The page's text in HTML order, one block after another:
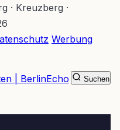
· Kreuzberg ·
Werbung
Suchen